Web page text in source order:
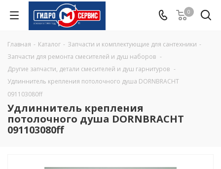
0
Главная - Каталог - Запчасти и комплектующие для сантехники -
Запчасти для ремонта смесителей и душ наборов -
Другие запчасти, детали смесителей и душ гарнитуров -
Удлиннитель крепления потолочного душа DORNBRACHT
091103080ff
Удлиннитель крепления
потолочного душа DORNBRACHT
091103080ff